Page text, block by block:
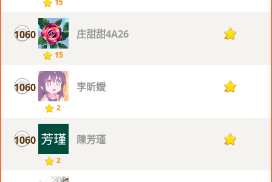
15
1060
15
庄甜甜4A26 2
1060
2
李昕嬡 2
1060
2
陳芳瑾 2